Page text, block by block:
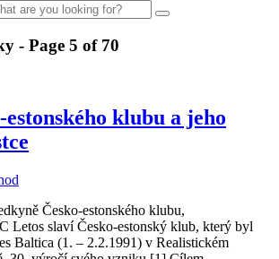
- Page 5 of 70
klubu a jeho
Česko-estonského klubu,
Letos slaví Česko-estonský klub, který byl
Baltica (1. – 2.2.1991) v Realistickém